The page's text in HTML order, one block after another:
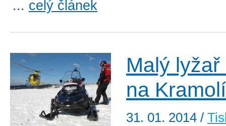
... celý článek
Malý
na
31. 01. 2014 /